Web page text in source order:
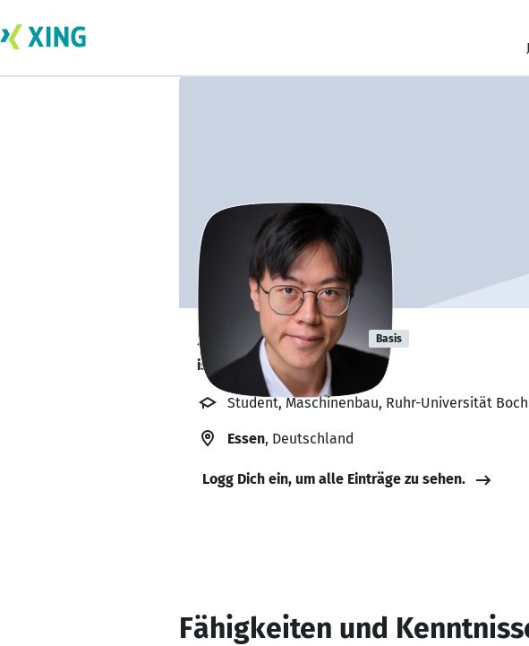
Sergio Guo Lin Basis
ist im Praxissemester. 💼
Student, Maschinenbau, Ruhr-Universität
Essen, Deutschland
Logg Dich ein, um alle Einträge zu sehen.
Fähigkeiten und